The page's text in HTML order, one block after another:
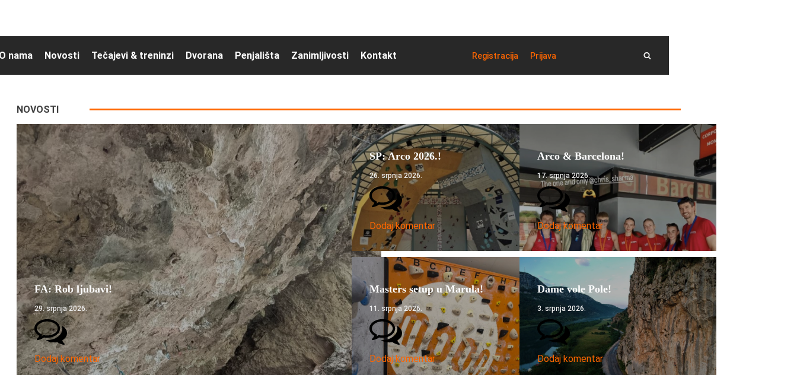
nama Novosti Tečajevi & treninzi Dvorana Penjališta Zanimljivosti Kontakt Registracija Prijava
NOVOSTI
FA: Rob ljubavi!
29. srpnja 2026.
Dodaj komentar
SP: Arco 2026.!
26. srpnja 2026.
Dodaj komentar
Arco & Barcelona!
17. srpnja 2026.
Dodaj komentar
Masters setup u Marula!
11. srpnja 2026.
Dodaj komentar
Dame vole Pole!
3. srpnja 2026.
Dodaj komentar